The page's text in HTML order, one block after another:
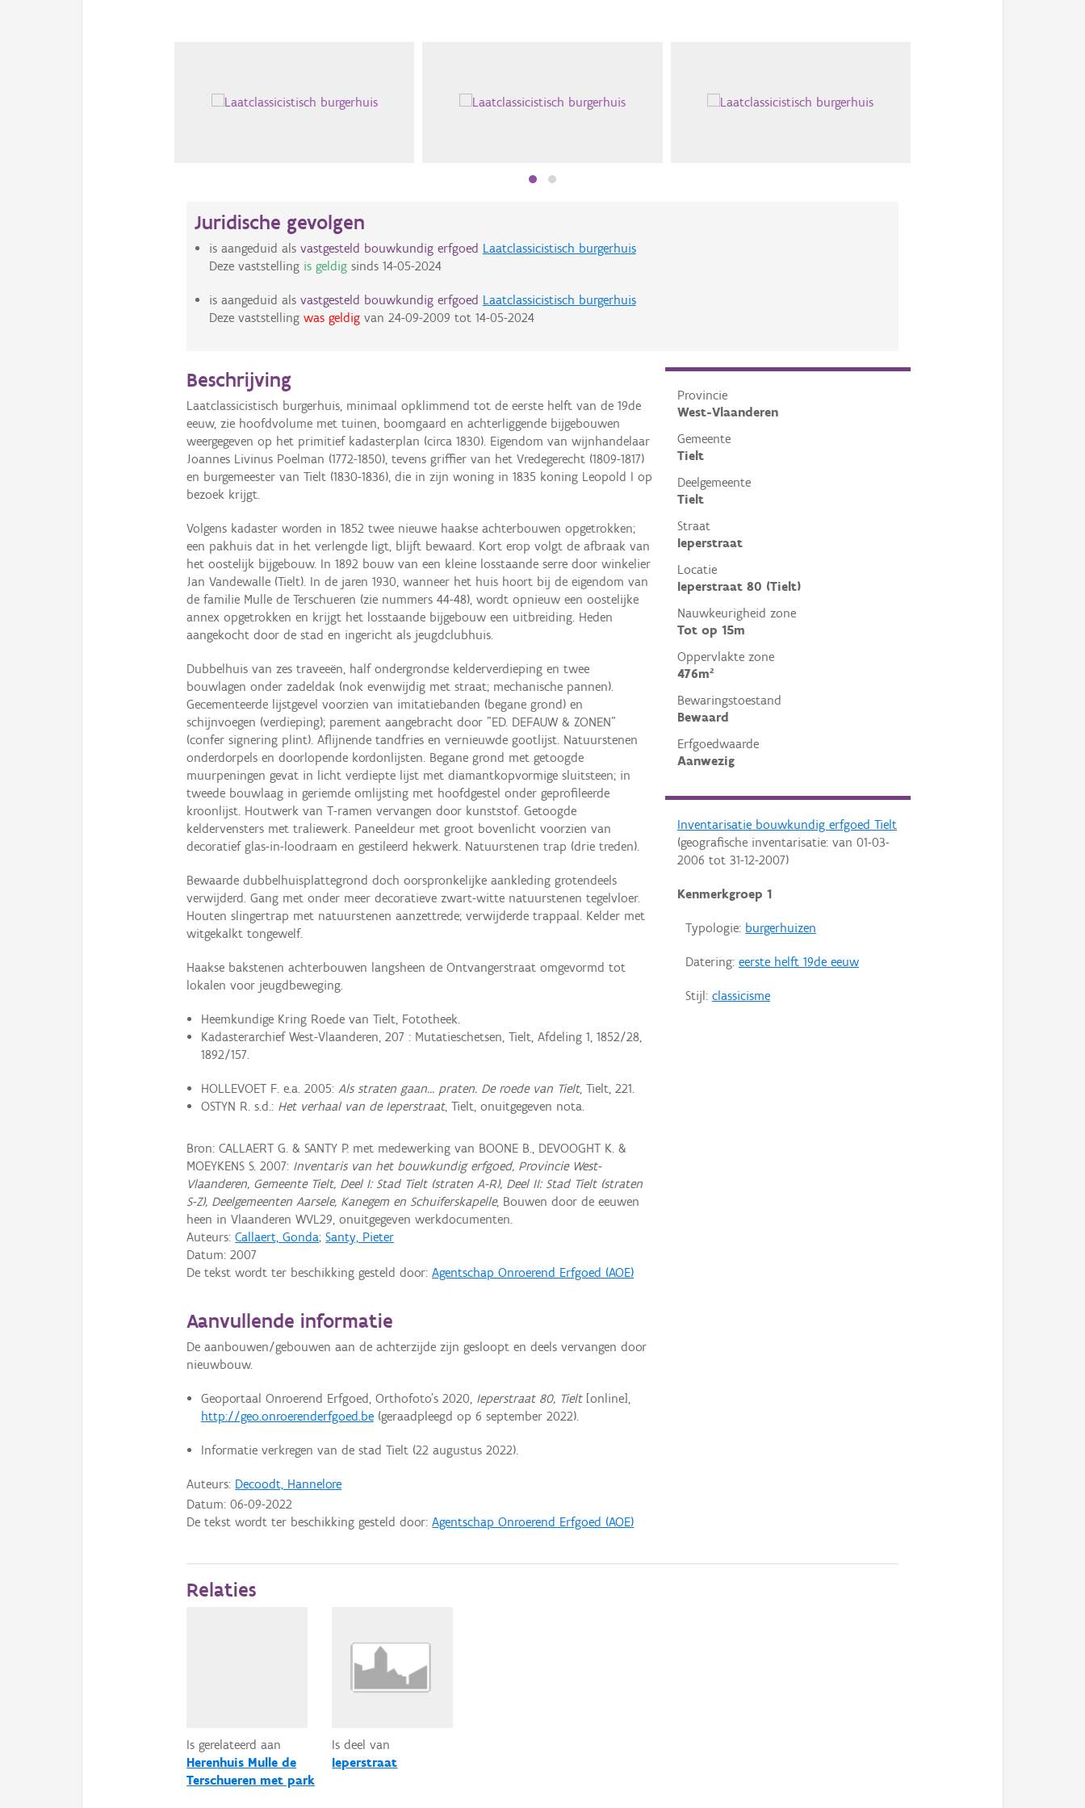
Juridische gevolgen
is aangeduid als vastgesteld bouwkundig erfgoed Laatclassicistisch burgerhuis
Deze vaststelling is geldigsinds 14-05-2024
is aangeduid als vastgesteld bouwkundig erfgoed Laatclassicistisch burgerhuis
Deze vaststelling was geldigvan 24-09-2009 tot 14-05-2024
Provincie
West-Vlaanderen
Gemeente
Tielt
Deelgemeente
Tielt
Straat
Ieperstraat
Locatie
Ieperstraat 80 (Tielt)
Nauwkeurigheid zone
Tot op 15m
Oppervlakte zone
476m²
Bewaringstoestand
Bewaard
Erfgoedwaarde
Aanwezig
Inventarisatie bouwkundig erfgoed Tielt
(geografische inventarisatie: van 01-03-
2006 tot 31-12-2007)
Kenmerkgroep 1
Typologie: burgerhuizen
Datering: eerste helft 19de eeuw
Stijl: classicisme
Beschrijving
Laatclassicistisch burgerhuis, minimaal opklimmend tot de eerste helft van de 19de
eeuw, zie hoofdvolume met tuinen, boomgaard en achterliggende bijgebouwen
weergegeven op het primitief kadasterplan (circa 1830). Eigendom van wijnhandelaar
Joannes Livinus Poelman (1772-1850), tevens griffier van het Vredegerecht (1809-1817)
en burgemeester van Tielt (1830-1836), die in zijn woning in 1835 koning Leopold I op
bezoek krijgt.
Volgens kadaster worden in 1852 twee nieuwe haakse achterbouwen opgetrokken;
een pakhuis dat in het verlengde ligt, blijft bewaard. Kort erop volgt de afbraak van
het oostelijk bijgebouw. In 1892 bouw van een kleine losstaande serre door winkelier
Jan Vandewalle (Tielt). In de jaren 1930, wanneer het huis hoort bij de eigendom van
de familie Mulle de Terschueren (zie nummers 44-48), wordt opnieuw een oostelijke
annex opgetrokken en krijgt het losstaande bijgebouw een uitbreiding. Heden
aangekocht door de stad en ingericht als jeugdclubhuis.
Dubbelhuis van zes traveeën, half ondergrondse kelderverdieping en twee
bouwlagen onder zadeldak (nok evenwijdig met straat; mechanische pannen).
Gecementeerde lijstgevel voorzien van imitatiebanden (begane grond) en
schijnvoegen (verdieping); parement aangebracht door "ED. DEFAUW & ZONEN"
(confer signering plint). Aflijnende tandfries en vernieuwde gootlijst. Natuurstenen
onderdorpels en doorlopende kordonlijsten. Begane grond met getoogde
muurpeningen gevat in licht verdiepte lijst met diamantkopvormige sluitsteen; in
tweede bouwlaag in geriemde omlijsting met hoofdgestel onder geprofileerde
kroonlijst. Houtwerk van T-ramen vervangen door kunststof. Getoogde
keldervensters met traliewerk. Paneeldeur met groot bovenlicht voorzien van
decoratief glas-in-loodraam en gestileerd hekwerk. Natuurstenen trap (drie treden).
Bewaarde dubbelhuisplattegrond doch oorspronkelijke aankleding grotendeels
verwijderd. Gang met onder meer decoratieve zwart-witte natuurstenen tegelvloer.
Houten slingertrap met natuurstenen aanzettrede; verwijderde trappaal. Kelder met
witgekalkt tongewelf.
Haakse bakstenen achterbouwen langsheen de Ontvangerstraat omgevormd tot
lokalen voor jeugdbeweging.
Heemkundige Kring Roede van Tielt, Fototheek.
Kadasterarchief West-Vlaanderen, 207 : Mutatieschetsen, Tielt, Afdeling 1, 1852/28,
1892/157.
HOLLEVOET F. e.a. 2005: Als straten gaan… praten. De roede van Tielt, Tielt, 221.
OSTYN R. s.d.: Het verhaal van de Ieperstraat, Tielt, onuitgegeven nota.
Bron: CALLAERT G. & SANTY P. met medewerking van BOONE B., DEVOOGHT K. &
MOEYKENS S. 2007: Inventaris van het bouwkundig erfgoed, Provincie West-
Vlaanderen, Gemeente Tielt, Deel I: Stad Tielt (straten A-R), Deel II: Stad Tielt (straten
S-Z), Deelgemeenten Aarsele, Kanegem en Schuiferskapelle, Bouwen door de eeuwen
heen in Vlaanderen WVL29, onuitgegeven werkdocumenten.
Auteurs:Callaert, Gonda;Santy, Pieter
Datum:2007
De tekst wordt ter beschikking gesteld door:Agentschap Onroerend Erfgoed (AOE)
Aanvullende informatie
De aanbouwen/gebouwen aan de achterzijde zijn gesloopt en deels vervangen door
nieuwbouw.
Geoportaal Onroerend Erfgoed, Orthofoto's 2020, Ieperstraat 80, Tielt[online],
http://geo.onroerenderfgoed.be(geraadpleegd op 6 september 2022).
Informatie verkregen van de stad Tielt (22 augustus 2022).
Auteurs: Decoodt, Hannelore
Datum:06-09-2022
De tekst wordt ter beschikking gesteld door:Agentschap Onroerend Erfgoed (AOE)
Relaties
Is gerelateerd aan
Herenhuis Mulle de
Terschueren met park
Is deel van
Ieperstraat